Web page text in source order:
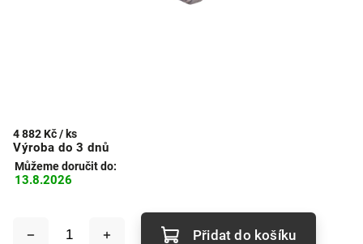
4 882 Kč/ ks
Výroba do 3 dnů
Můžeme doručit do:
13.8.2026
Přidat do košíku